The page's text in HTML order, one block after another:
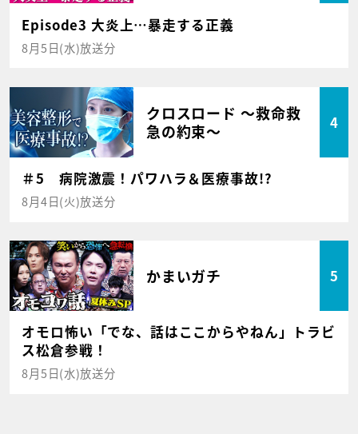
Episode3 大炎上…暴走する正義
8月5日(水)放送分
クロスロード ～救命救
急の約束～
4
＃5 病院激震！パワハラ＆医療事故!?
8月4日(火)放送分
かまいガチ 5
オモロ怖い「でな、話はここからやねん」トラビ
ス松倉参戦！
8月5日(水)放送分